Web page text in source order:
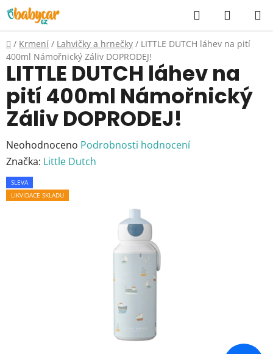
Přejít
na
obsah
Hledat
KOŠÍK
Domů
/ Krmení / Lahvičky a hrnečky / LITTLE DUTCH láhev na pití
400ml Námořnický Záliv DOPRODEJ!
LITTLE DUTCH láhev na
pití 400ml Námořnický
Záliv DOPRODEJ!
Průměrné
hodnocení
produktu
je
Neohodnoceno Podrobnosti hodnocení
Značka: Little Dutch
SLEVA
LIKVIDACE SKLADU